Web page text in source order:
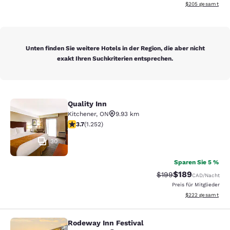
Geschätzte
$205 gesamt
Unten finden Sie weitere Hotels in der Region, die aber nicht
exakt Ihren Suchkriterien entsprechen.
Quality Inn
30
Quality Inn
Kitchener, ON
9.93 km
3.73-Sterne-Bewertung. Gut. 1252 Bewertungen
3.7(1.252)
Sparen Sie 5 %
Durchgestrichener
$199Vergünstigter
$189CAD/Nacht
Preis für Mitglieder
Geschätzte
$222 gesamt
Rodeway Inn Festival
Rodeway Inn Festival